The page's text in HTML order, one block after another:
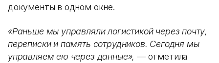
документы в одном окне.
«Раньше мы управляли логистикой через почту,
переписки и память сотрудников. Сегодня мы
управляем ею через данные», — отметила